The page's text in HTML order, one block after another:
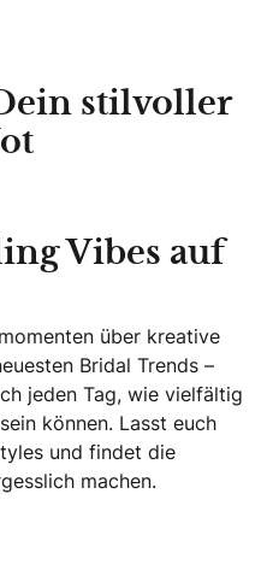
stilvoller
Vibes auf
über kreative
Bridal Trends –
jeden Tag, wie vielfältig
können. Lasst euch
und findet die
machen.
Vibes auf Instagram